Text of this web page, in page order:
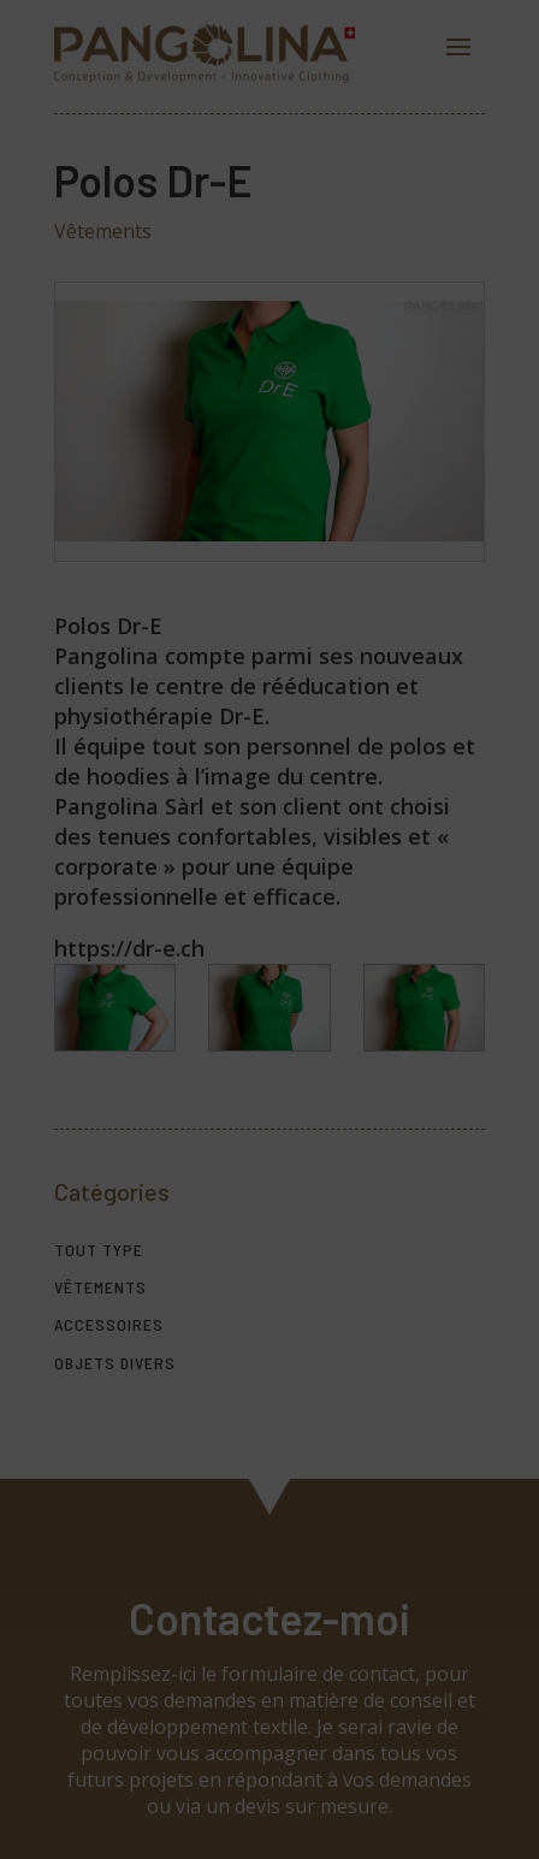
Polos Dr-E
Vêtements
PANGOLINA.COM
Polos Dr-E
Pangolina compte parmi ses nouveaux
clients le centre de rééducation et
physiothérapie Dr-E.
Il équipe tout son personnel de polos et
de hoodies à l’image du centre.
Pangolina Sàrl et son client ont choisi
des tenues confortables, visibles et «
corporate » pour une équipe
professionnelle et efficace.
https://dr-e.ch
Catégories
TOUT TYPE
VÊTEMENTS
ACCESSOIRES
OBJETS DIVERS
Contactez-moi
Remplissez-ici le formulaire de contact, pour
toutes vos demandes en matière de conseil et
de développement textile. Je serai ravie de
pouvoir vous accompagner dans tous vos
futurs projets en répondant à vos demandes
ou via un devis sur mesure.